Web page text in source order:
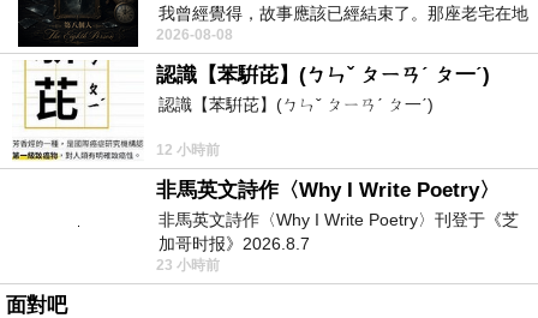
100?
酯纖
維，
我曾經覺得，故事應該已經結束了。那座老宅在地
震中倒塌，七個人終於離開那片黑暗，
2026-08-08
認識【苯騈芘】(ㄅㄣˇ ㄆㄧㄢˊ ㄆ一ˊ)
認識【苯騈芘】(ㄅㄣˇ ㄆㄧㄢˊ ㄆ一ˊ)
12 小時前
非馬英文詩作〈Why I Write Poetry〉
非馬英文詩作〈Why I Write Poetry〉刊登于《芝
加哥时报》2026.8.7
23 小時前
面對吧